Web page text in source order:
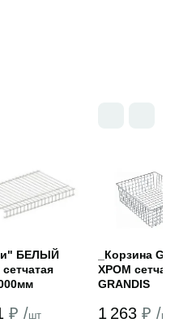
БЕЛЫЙ
₽ /шт
_Корзина
ХРОМ
GRANDIS
1 263 ₽ /шт